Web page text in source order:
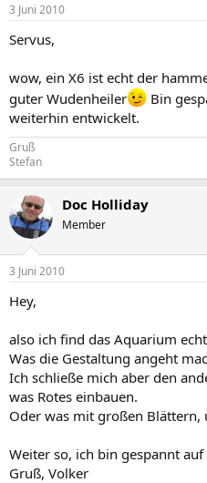
3 Juni 2010
Servus,
wow, ein X6 ist echt der
guter Wudenheiler
Bin
weiterhin entwickelt.
Gruß
Stefan
Doc Holliday
Member
3 Juni 2010
Hey,
also ich find das Aquarium
Was die Gestaltung angeht
Ich schließe mich aber den
was Rotes einbauen.
Oder was mit großen Blättern,
Weiter so, ich bin gespannt auf
Gruß, Volker